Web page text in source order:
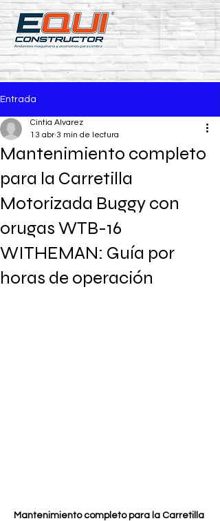
Entrada
Mantenimiento completo
para la Carretilla
Motorizada Buggy con
orugas WTB-16
WITHEMAN: Guía por
horas de operación
Cintia Alvarez
13 abr 3 min de lectura
Mantenimiento completo para la Carretilla